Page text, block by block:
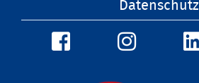
Datenschutz